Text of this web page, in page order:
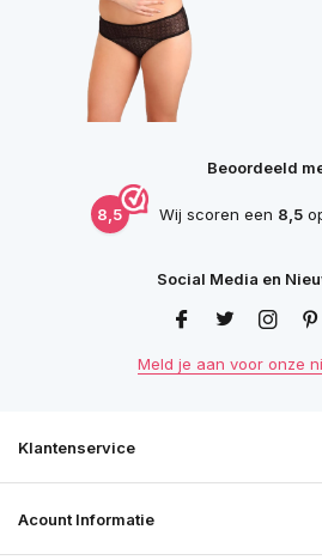
Beoordeeld
8,5 Wij scoren een 8,5
Social Media en
Meld je aan voor onze
Klantenservice
Acount Informatie